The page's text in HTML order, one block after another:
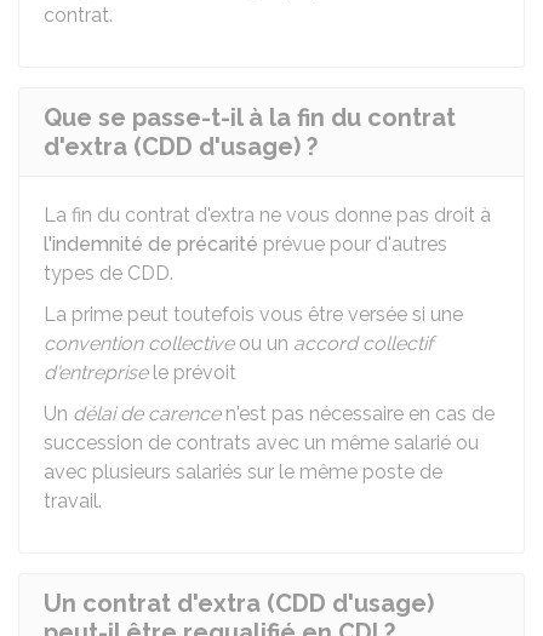
contrat.
Que se passe-t-il à la fin du contrat
d'extra (CDD d'usage) ?
La fin du contrat d'extra ne vous donne pas droit à
l'indemnité de précarité prévue pour d'autres
types de CDD.
La prime peut toutefois vous être versée si une
convention collectiveou un accord collectif
d'entreprisele prévoit
Un délai de carencen'est pas nécessaire en cas de
succession de contrats avec un même salarié ou
avec plusieurs salariés sur le même poste de
travail.
Un contrat d'extra (CDD d'usage)